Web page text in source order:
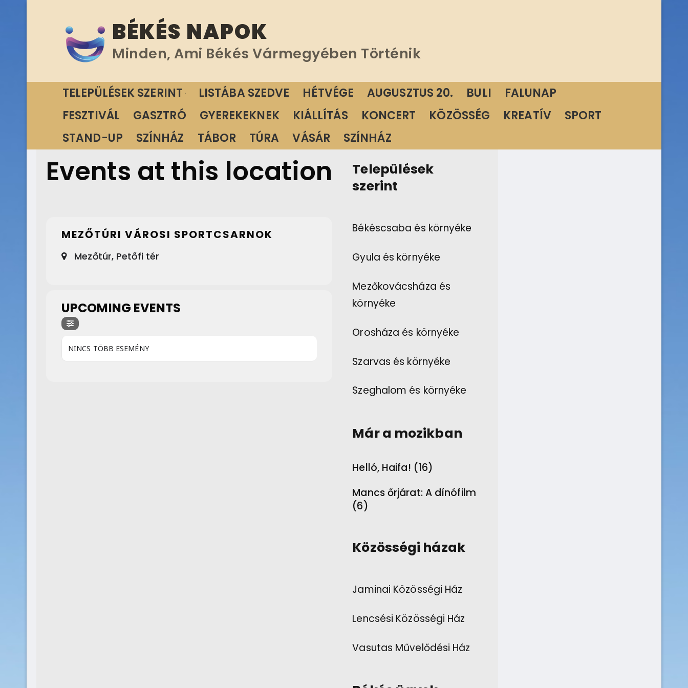
tartalomra
BÉKÉS NAPOK
Minden, Ami Békés Vármegyében Történik
TELEPÜLÉSEK SZERINT LISTÁBA SZEDVE HÉTVÉGE AUGUSZTUS 20. BULI
FALUNAP
FESZTIVÁL
GASZTRÓ GYEREKEKNEK KIÁLLÍTÁS KONCERT KÖZÖSSÉG KREATÍV
SPORT
STAND-UP
SZÍNHÁZ TÁBOR TÚRA VÁSÁR SZÍNHÁZ
Events at this location
MEZŐTÚRI VÁROSI SPORTCSARNOK
Mezőtúr, Petőfi tér
UPCOMING EVENTS
NINCS TÖBB ESEMÉNY
Települések
szerint
Békéscsaba és környéke
Gyula és környéke
Mezőkovácsháza és
környéke
Orosháza és környéke
Szarvas és környéke
Szeghalom és környéke
Már a mozikban
Helló, Haifa! (16)
Mancs őrjárat: A dínófilm
(6)
Közösségi házak
Jaminai Közösségi Ház
Lencsési Közösségi Ház
Vasutas Művelődési Ház